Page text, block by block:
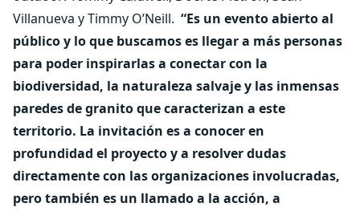
Villanueva y Timmy O’Neill. “Es un evento abierto al
público y lo que buscamos es llegar a más personas
para poder inspirarlas a conectar con la
biodiversidad, la naturaleza salvaje y las inmensas
paredes de granito que caracterizan a este
territorio. La invitación es a conocer en
profundidad el proyecto y a resolver dudas
directamente con las organizaciones involucradas,
pero también es un llamado a la acción, a